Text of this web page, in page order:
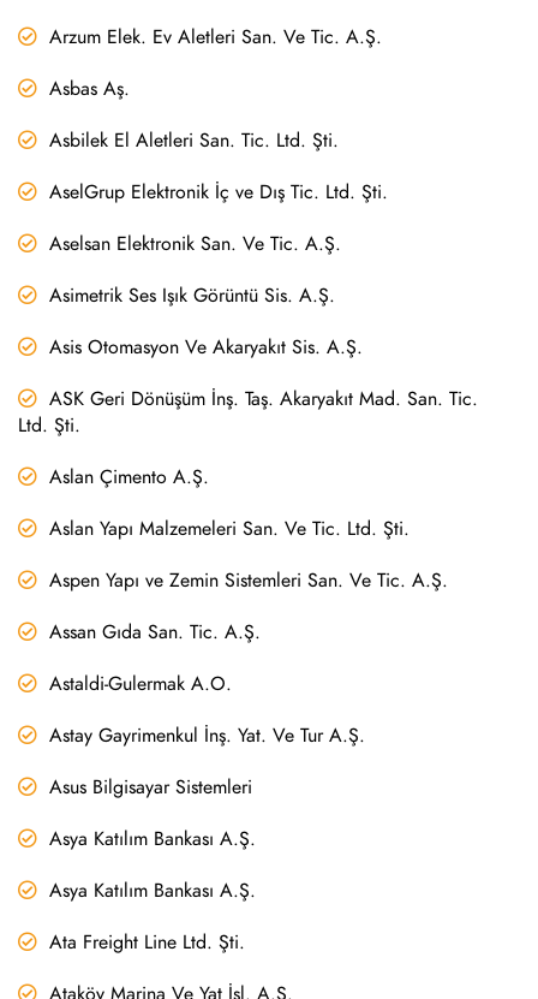
Arzum Elek. Ev Aletleri San. Ve Tic. A.Ş.
Asbas Aş.
Asbilek El Aletleri San. Tic. Ltd. Şti.
AselGrup Elektronik İç ve Dış Tic. Ltd. Şti.
Aselsan Elektronik San. Ve Tic. A.Ş.
Asimetrik Ses Işık Görüntü Sis. A.Ş.
Asis Otomasyon Ve Akaryakıt Sis. A.Ş.
ASK Geri Dönüşüm İnş. Taş. Akaryakıt Mad. San. Tic.
Ltd. Şti.
Aslan Çimento A.Ş.
Aslan Yapı Malzemeleri San. Ve Tic. Ltd. Şti.
Aspen Yapı ve Zemin Sistemleri San. Ve Tic. A.Ş.
Assan Gıda San. Tic. A.Ş.
Astaldi-Gulermak A.O.
Astay Gayrimenkul İnş. Yat. Ve Tur A.Ş.
Asus Bilgisayar Sistemleri
Asya Katılım Bankası A.Ş.
Asya Katılım Bankası A.Ş.
Ata Freight Line Ltd. Şti.